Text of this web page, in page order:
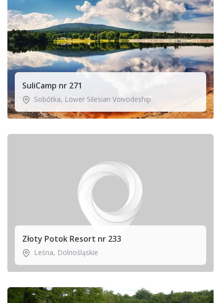
SuliCamp nr 271
Sobótka, Lower Silesian Voivodeship
Złoty Potok Resort nr 233
Leśna, Dolnośląskie